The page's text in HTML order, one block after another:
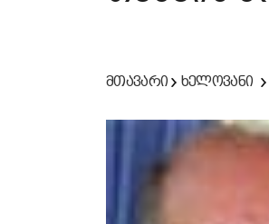
მთავარი ხელოვანი